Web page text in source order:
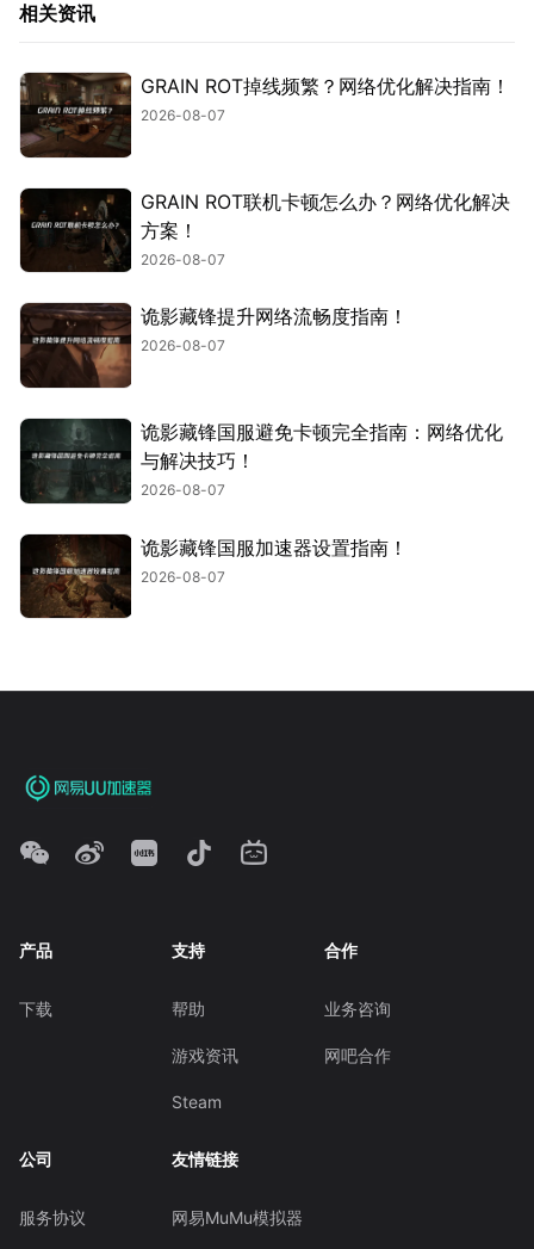
相关资讯
GRAIN ROT掉线频繁？网络优化解决指南！
2026-08-07
GRAIN ROT联机卡顿怎么办？网络优化解决
方案！
2026-08-07
诡影藏锋提升网络流畅度指南！
2026-08-07
诡影藏锋国服避免卡顿完全指南：网络优化
与解决技巧！
2026-08-07
诡影藏锋国服加速器设置指南！
2026-08-07
产品
下载
支持
帮助
游戏资讯
Steam
合作
业务咨询
网吧合作
公司
服务协议
友情链接
网易MuMu模拟器